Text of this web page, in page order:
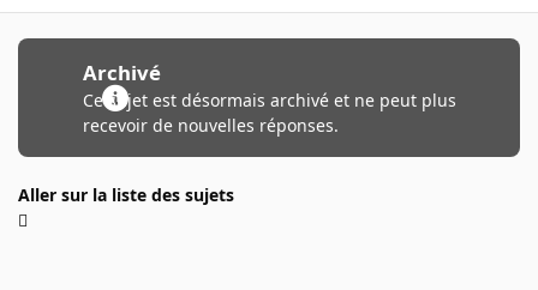
Archivé
Ce sujet est désormais archivé et ne peut plus
recevoir de nouvelles réponses.
Aller sur la liste des sujets